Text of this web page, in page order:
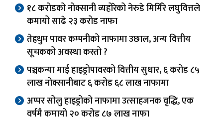
१८ करोडको नोक्सानी व्यहोरेको नेरुडे मिर्मिरे लघुवित्तले
कमायो साढे २३ करोड नाफा
तेह्रथुम पावर कम्पनीको नाफामा उछाल, अन्य वित्तीय
सूचकको अवस्था कस्तो ?
पञ्चकन्या माई हाइड्रोपावरको वित्तीय सुधार, ६ करोड ८५
लाख नोक्सानीबाट ६ करोड ६८ लाख नाफामा
अप्पर सोलु हाइड्रोको नाफामा उत्साहजनक वृद्धि, एक
वर्षमै कमायो २० करोड ८७ लाख नाफा